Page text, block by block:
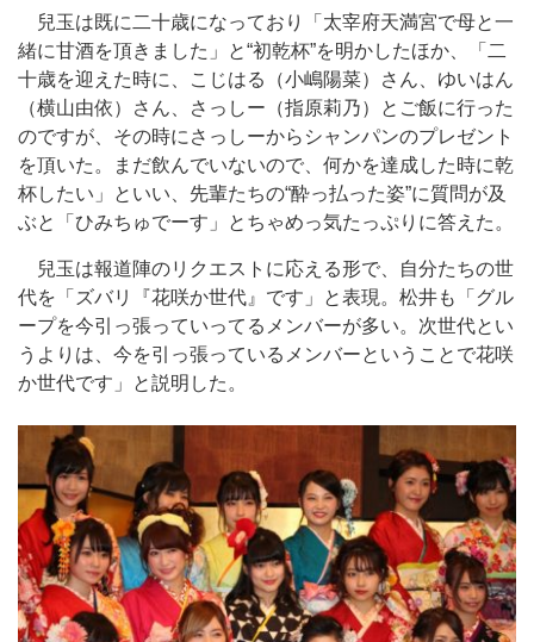
兒玉は既に二十歳になっており「太宰府天満宮で母と一
緒に甘酒を頂きました」と“初乾杯”を明かしたほか、「二
十歳を迎えた時に、こじはる（小嶋陽菜）さん、ゆいはん
（横山由依）さん、さっしー（指原莉乃）とご飯に行った
のですが、その時にさっしーからシャンパンのプレゼント
を頂いた。まだ飲んでいないので、何かを達成した時に乾
杯したい」といい、先輩たちの“酔っ払った姿”に質問が及
ぶと「ひみちゅでーす」とちゃめっ気たっぷりに答えた。
兒玉は報道陣のリクエストに応える形で、自分たちの世
代を「ズバリ『花咲か世代』です」と表現。松井も「グル
ープを今引っ張っていってるメンバーが多い。次世代とい
うよりは、今を引っ張っているメンバーということで花咲
か世代です」と説明した。